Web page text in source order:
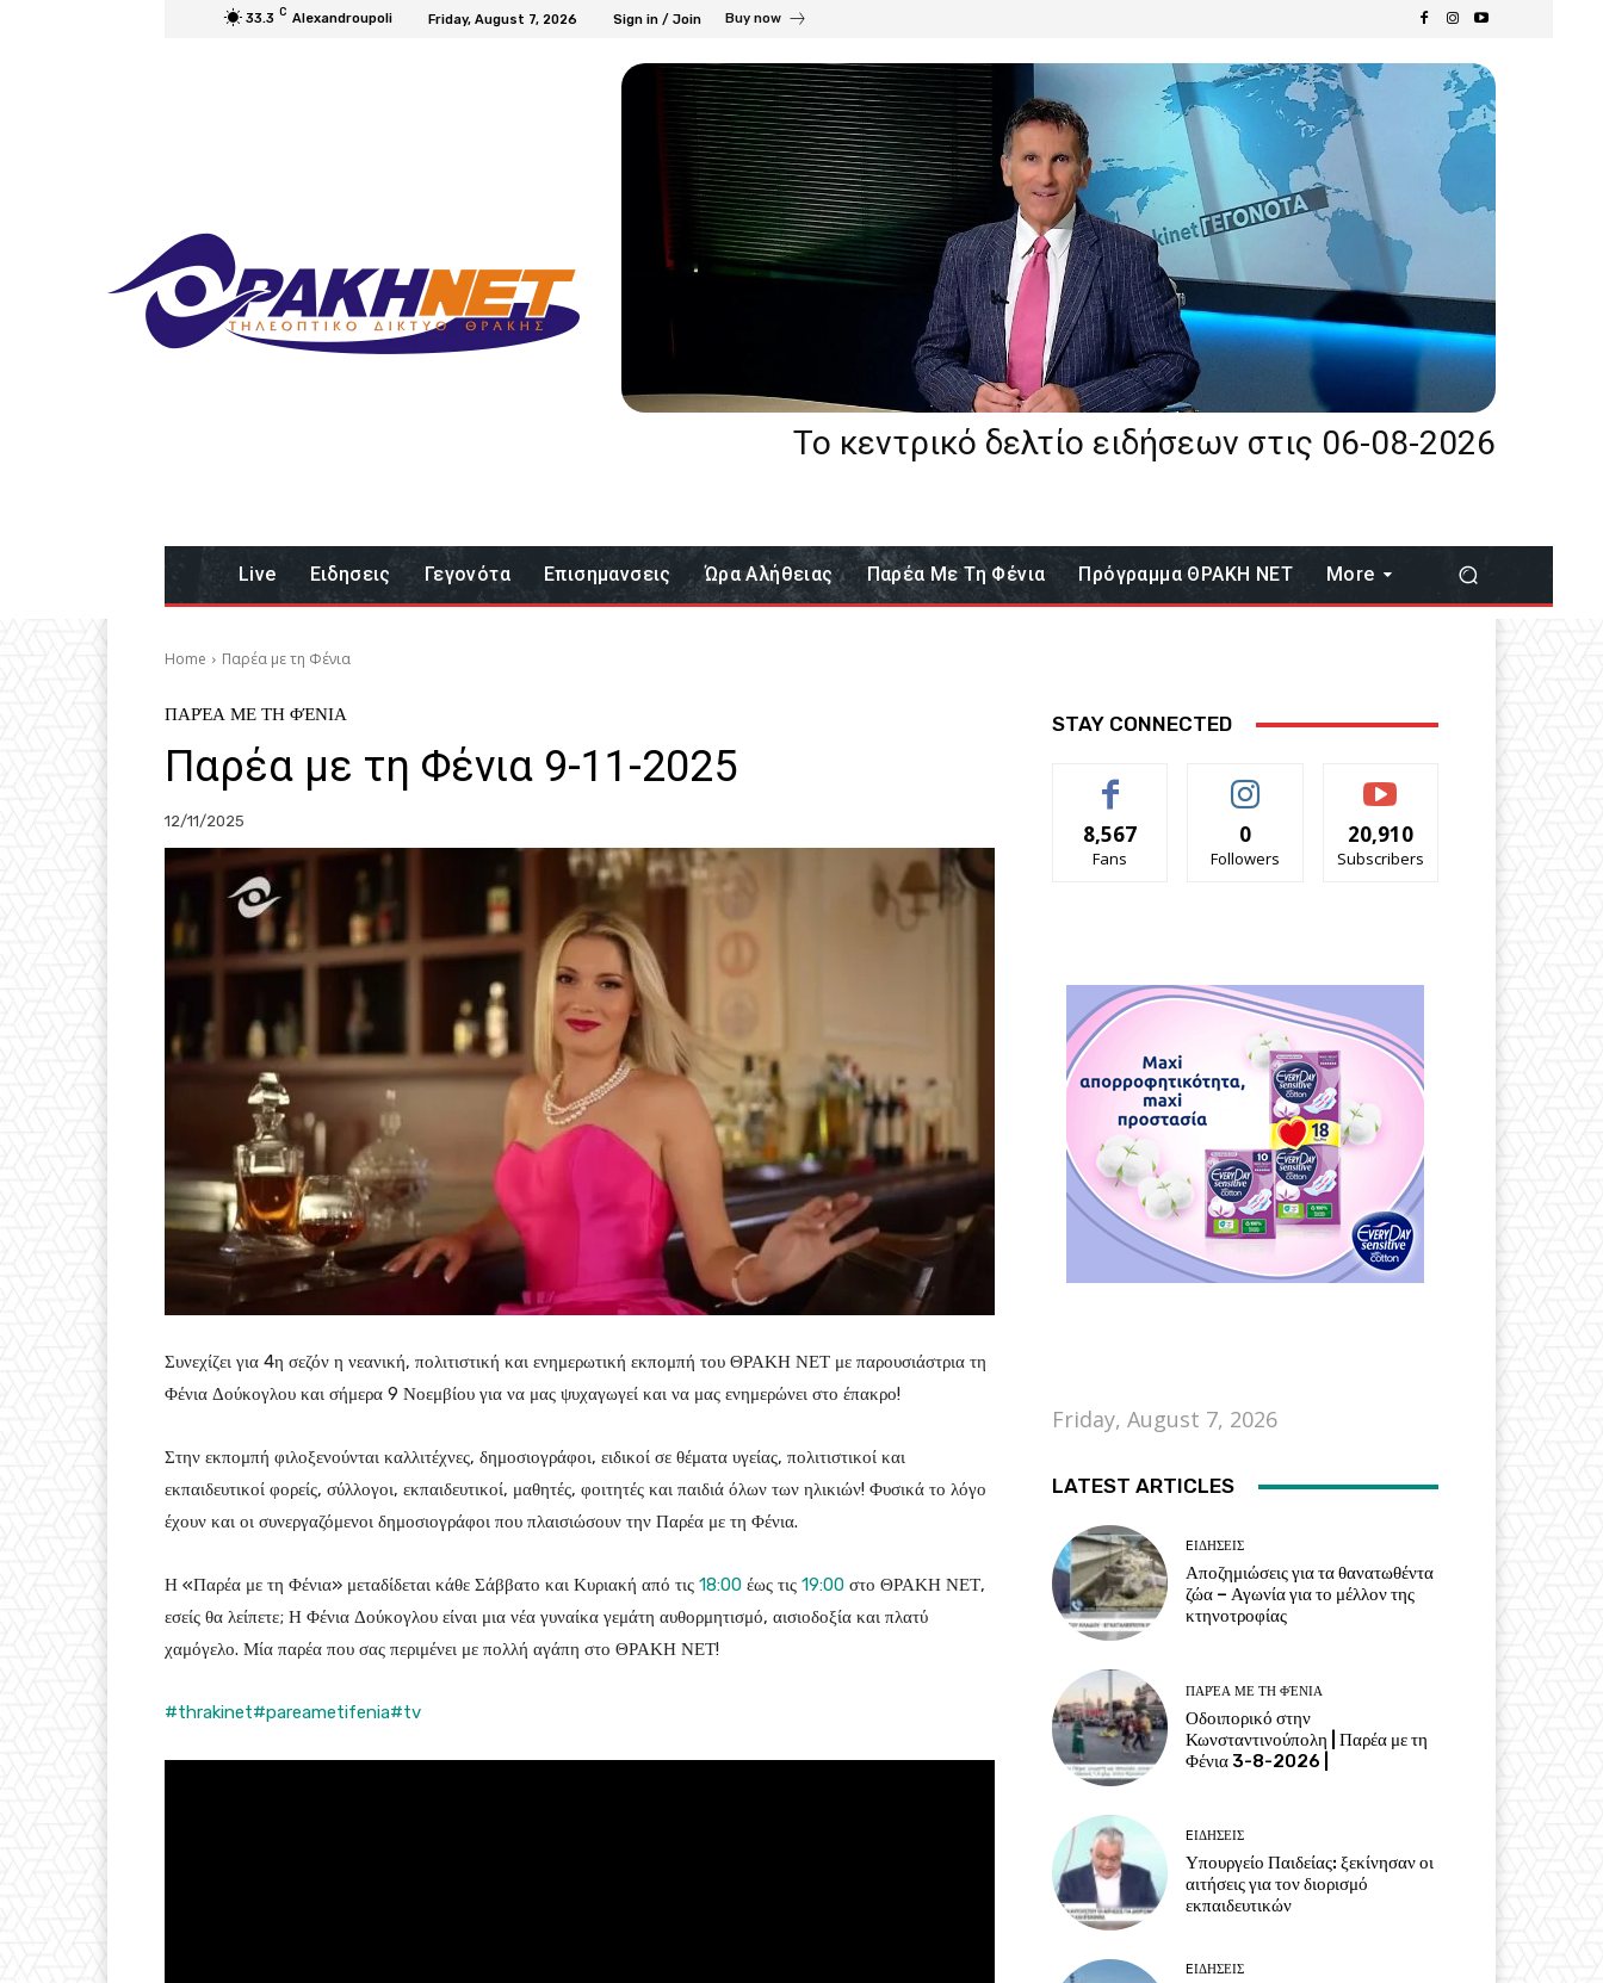
33.3 C Alexandroupoli Friday, August 7, 2026 Sign in / Join Buy now
Το κεντρικό δελτίο ειδήσεων στις 06-08-2026
Live Eιδησεις Γεγονότα Επισημανσεις Ώρα Αλήθειας Παρέα Με Τη Φένια Πρόγραμμα ΘΡΑΚΗ ΝΕΤ More
Home Παρέα με τη Φένια
ΠΑΡΈΑ ΜΕ ΤΗ ΦΈΝΙΑ
Παρέα με τη Φένια 9-11-2025
12/11/2025
Συνεχίζει για 4η σεζόν η νεανική, πολιτιστική και ενημερωτική εκπομπή του ΘΡΑΚΗ ΝΕΤ με παρουσιάστρια τη
Φένια Δούκογλου και σήμερα 9 Νοεμβίου για να μας ψυχαγωγεί και να μας ενημερώνει στο έπακρο!
Στην εκπομπή φιλοξενούνται καλλιτέχνες, δημοσιογράφοι, ειδικοί σε θέματα υγείας, πολιτιστικοί και
εκπαιδευτικοί φορείς, σύλλογοι, εκπαιδευτικοί, μαθητές, φοιτητές και παιδιά όλων των ηλικιών! Φυσικά το λόγο
έχουν και οι συνεργαζόμενοι δημοσιογράφοι που πλαισιώσουν την Παρέα με τη Φένια.
Η «Παρέα με τη Φένια» μεταδίδεται κάθε Σάββατο και Κυριακή από τις 18:00 έως τις 19:00 στο ΘΡΑΚΗ ΝΕΤ,
εσείς θα λείπετε; Η Φένια Δούκογλου είναι μια νέα γυναίκα γεμάτη αυθορμητισμό, αισιοδοξία και πλατύ
χαμόγελο. Μία παρέα που σας περιμένει με πολλή αγάπη στο ΘΡΑΚΗ ΝΕΤ!
#thrakinet#pareametifenia#tv
STAY CONNECTED
8,567
Fans
0
Followers
20,910
Subscribers
Friday, August 7, 2026
LATEST ARTICLES
EΙΔΗΣΕΙΣ
Αποζημιώσεις για τα θανατωθέντα
ζώα – Αγωνία για το μέλλον της
κτηνοτροφίας
ΠΑΡΈΑ ΜΕ ΤΗ ΦΈΝΙΑ
Οδοιπορικό στην
Κωνσταντινούπολη | Παρέα με τη
Φένια 3-8-2026 |
EΙΔΗΣΕΙΣ
Υπουργείο Παιδείας: ξεκίνησαν οι
αιτήσεις για τον διορισμό
εκπαιδευτικών
EΙΔΗΣΕΙΣ